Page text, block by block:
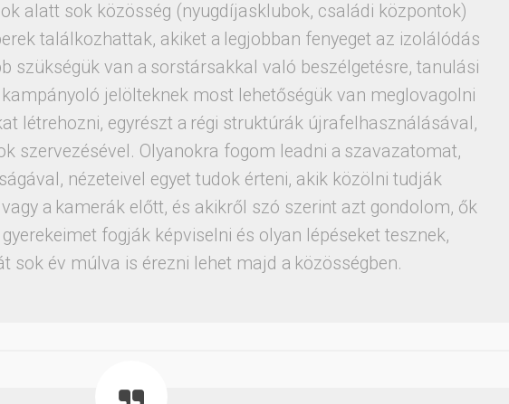
alatt sok közösség (nyugdíjasklubok, családi központok)
találkozhattak, akiket a legjobban fenyeget az izolálódás
szükségük van a sorstársakkal való beszélgetésre, tanulási
jelölteknek most lehetőségük van meglovagolni
létrehozni, egyrészt a régi struktúrák újrafelhasználásával,
szervezésével. Olyanokra fogom leadni a szavazatomat,
nézeteivel egyet tudok érteni, akik közölni tudják
a kamerák előtt, és akikről szó szerint azt gondolom, ők
fogják képviselni és olyan lépéseket tesznek,
sok év múlva is érezni lehet majd a közösségben.